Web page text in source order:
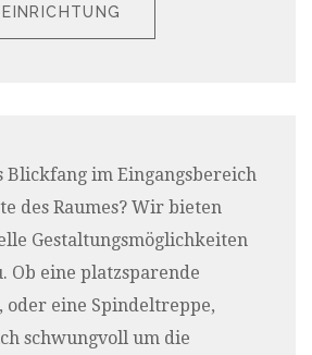
Blickfang im Eingangsbereich
des Raumes? Wir bieten
Gestaltungsmöglichkeiten
Ob eine platzsparende
oder eine Spindeltreppe,
schwungvoll um die